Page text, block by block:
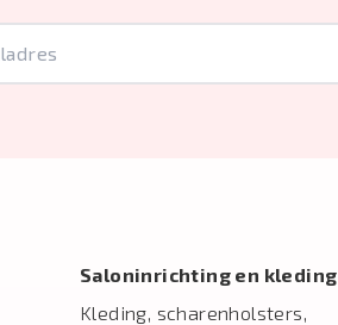
Salon­inrichting en kleding
Kleding, scharenholsters,